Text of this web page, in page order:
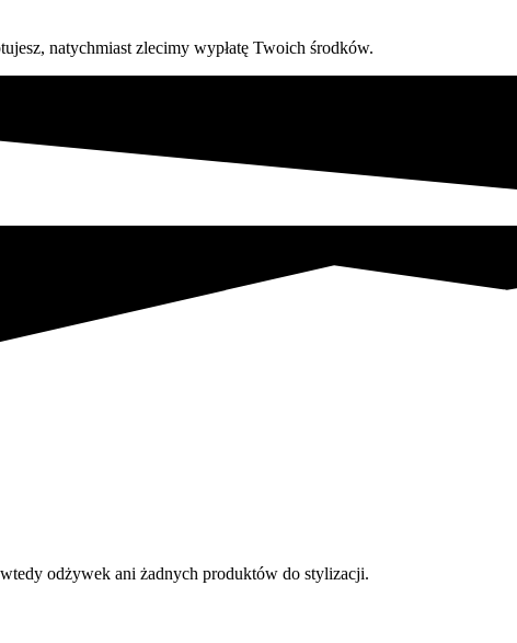
natychmiast zlecimy wypłatę Twoich środków.
odżywek ani żadnych produktów do stylizacji.